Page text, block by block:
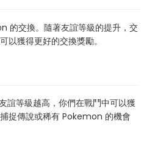
的交換。隨著友誼等級的提升，交
以獲得更好的交換獎勵。
誼等級越高，你們在戰鬥中可以獲
捉傳說或稀有 Pokemon 的機會